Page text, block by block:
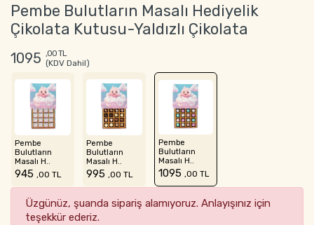
Pembe Bulutların Masalı Hediyelik
Çikolata Kutusu-Yaldızlı Çikolata
1095 ,00 TL
(KDV Dahil)
Pembe
Bulutların
Masalı H..
945 ,00 TL
Pembe
Bulutların
Masalı H..
995 ,00 TL
Pembe
Bulutların
Masalı H..
1095 ,00 TL
Üzgünüz, şuanda sipariş alamıyoruz. Anlayışınız için
teşekkür ederiz.